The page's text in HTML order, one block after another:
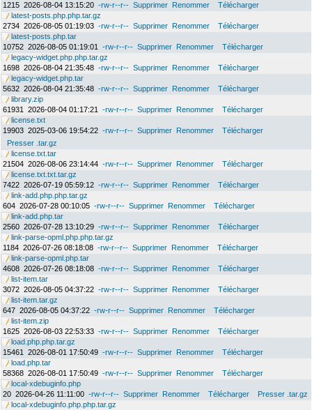
1215 2026-08-04 13:15:20 -rw-r--r-- Supprimer Renommer
Télécharger
latest-posts.php.php.tar.gz
2734 2026-08-05 01:19:03 -rw-r--r-- Supprimer Renommer
Télécharger
latest-posts.php.tar
10752 2026-08-05 01:19:01 -rw-r--r-- Supprimer Renommer
Télécharger
legacy-widget.php.php.tar.gz
1698 2026-08-04 21:35:48 -rw-r--r-- Supprimer Renommer
Télécharger
legacy-widget.php.tar
5632 2026-08-04 21:35:48 -rw-r--r-- Supprimer Renommer
Télécharger
library.zip
61931
2026-08-04 01:17:21 -rw-r--r-- Supprimer Renommer
Télécharger
license.txt
19903 2025-03-06 19:54:22 -rw-r--r-- Supprimer Renommer
Télécharger
Presser .tar.gz
license.txt.tar
21504 2026-08-06 23:14:44 -rw-r--r-- Supprimer Renommer
Télécharger
license.txt.txt.tar.gz
7422 2026-07-19 05:59:12 -rw-r--r-- Supprimer Renommer
Télécharger
link-add.php.php.tar.gz
604 2026-07-28 00:10:05 -rw-r--r-- Supprimer Renommer
Télécharger
link-add.php.tar
2560 2026-07-28 13:10:29 -rw-r--r-- Supprimer Renommer
Télécharger
link-parse-opml.php.php.tar.gz
1184 2026-07-26 08:18:08 -rw-r--r-- Supprimer Renommer
Télécharger
link-parse-opml.php.tar
4608 2026-07-26 08:18:08 -rw-r--r-- Supprimer Renommer
Télécharger
list-item.tar
3072 2026-08-05 04:37:22 -rw-r--r-- Supprimer Renommer
Télécharger
list-item.tar.gz
647 2026-08-05 04:37:22 -rw-r--r-- Supprimer Renommer
Télécharger
list-item.zip
1625 2026-08-03 22:53:33 -rw-r--r-- Supprimer Renommer
Télécharger
load.php.php.tar.gz
15461
2026-08-01 17:50:49 -rw-r--r-- Supprimer Renommer
Télécharger
load.php.tar
58368 2026-08-01 17:50:49 -rw-r--r-- Supprimer Renommer
Télécharger
local-xdebuginfo.php
20 2026-04-26 11:11:00 -rw-r--r-- Supprimer Renommer Télécharger
Presser .tar.gz
local-xdebuginfo.php.php.tar.gz